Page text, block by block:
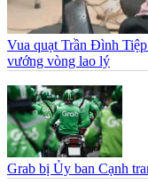
Vua quạt Trần Đình
vướng vòng lao lý
Grab bị Ủy ban Cạnh